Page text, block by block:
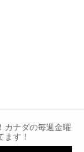
カナダの毎週金曜
ます！